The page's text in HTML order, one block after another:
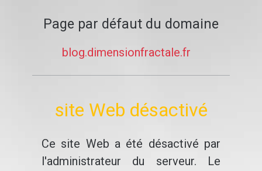
Page par défaut du domaine
blog.dimensionfractale.fr
site Web désactivé
Ce site Web a été désactivé par
l'administrateur du serveur. Le